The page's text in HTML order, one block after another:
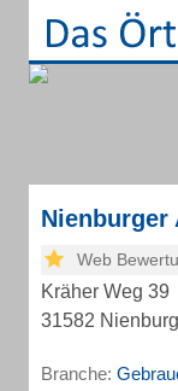
Nienburger
Web
Kräher Weg 39
31582 Nienburg
Branche: